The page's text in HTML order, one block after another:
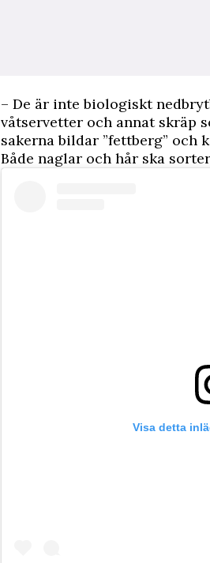
– De är inte biologiskt
våtservetter och annat skräp
sakerna bildar ”fettberg” och
Både naglar och hår ska
Visa detta